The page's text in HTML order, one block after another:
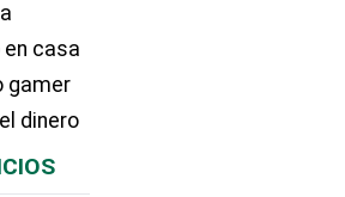
en casa
gamer
dinero